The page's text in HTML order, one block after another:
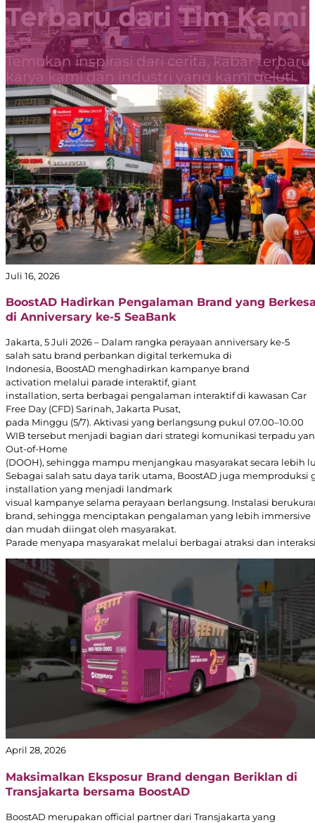
Terbaru dari Tim Kami
Temukan inspirasi dari cerita, kabar
karya kami dan industri yang kami geluti.
Juli 16, 2026
BoostAD Hadirkan Pengalaman Brand yang
di Anniversary ke-5 SeaBank
Jakarta, 5 Juli 2026 – Dalam rangka perayaan anniversary ke-5
salah satu brand perbankan digital terkemuka di
Indonesia, BoostAD menghadirkan kampanye brand
activation melalui parade interaktif, giant
installation, serta berbagai pengalaman interaktif di kawasan Car
Free Day (CFD) Sarinah, Jakarta Pusat,
pada Minggu (5/7). Aktivasi yang berlangsung pukul 07.00–10.00
WIB tersebut menjadi bagian dari strategi komunikasi terpadu
Out-of-Home
(DOOH), sehingga mampu menjangkau masyarakat secara lebih
Sebagai salah satu daya tarik utama, BoostAD juga memproduksi
installation yang menjadi landmark
visual kampanye selama perayaan berlangsung. Instalasi
brand, sehingga menciptakan pengalaman yang lebih immersive
dan mudah diingat oleh masyarakat.
Parade menyapa masyarakat melalui berbagai atraksi dan
April 28, 2026
Maksimalkan Eksposur Brand dengan Beriklan di
Transjakarta bersama BoostAD
BoostAD merupakan official partner dari Transjakarta yang